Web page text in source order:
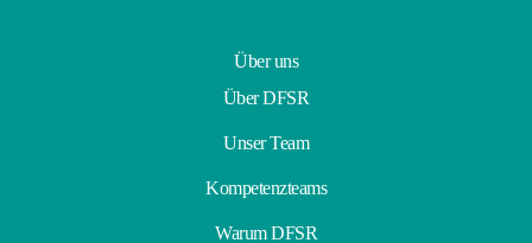
Über uns
Über DFSR
Unser Team
Kompetenzteams
Warum DFSR